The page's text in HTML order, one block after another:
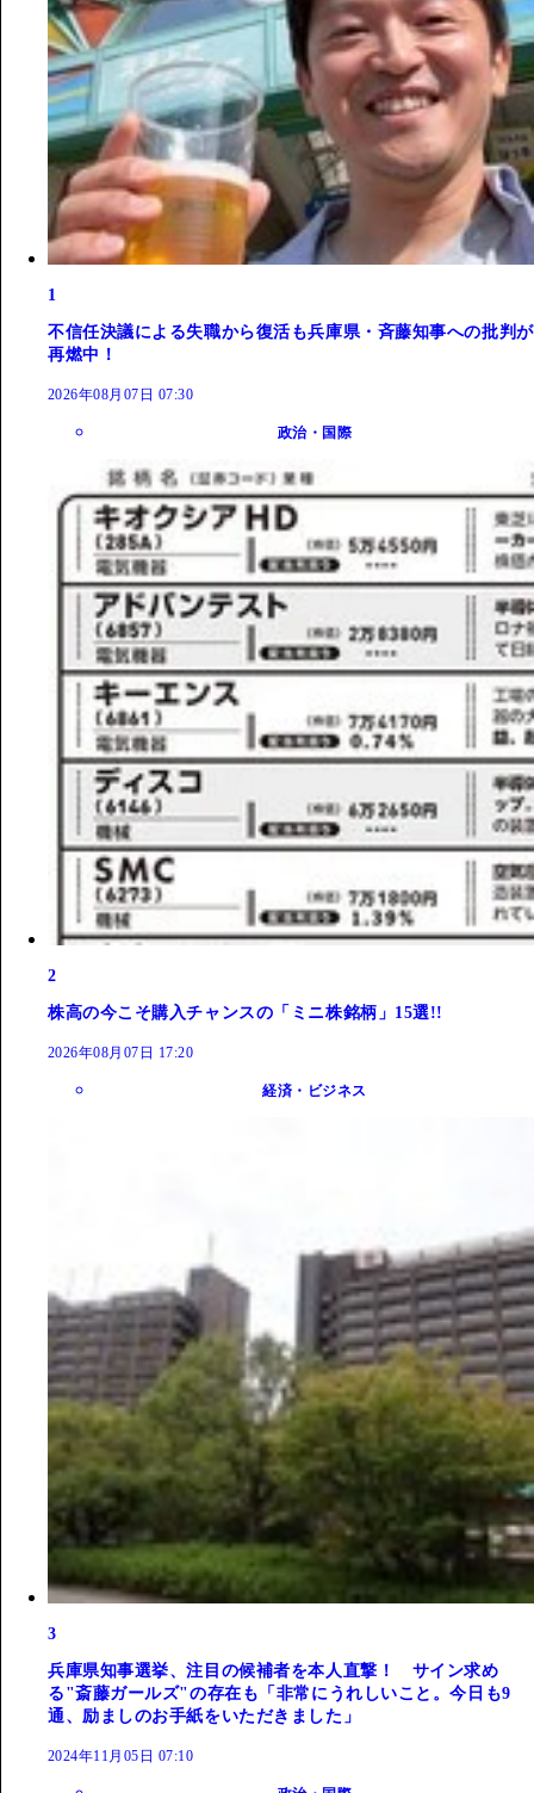
1
不信任決議による失職から復活も兵庫県・斉藤知事への批判が
再燃中！
2026年08月07日 07:30
政治・国際
2
株高の今こそ購入チャンスの「ミニ株銘柄」15選!!
2026年08月07日 17:20
経済・ビジネス
3
兵庫県知事選挙、注目の候補者を本人直撃！ サイン求め
る"斎藤ガールズ"の存在も「非常にうれしいこと。今日も9
通、励ましのお手紙をいただきました」
2024年11月05日 07:10